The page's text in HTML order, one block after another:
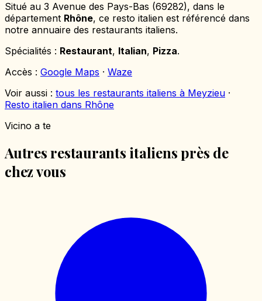
Situé au 3 Avenue des Pays-Bas (69282), dans le
département Rhône, ce resto italien est référencé dans
notre annuaire des restaurants italiens.
Spécialités : Restaurant, Italian, Pizza.
Accès : Google Maps · Waze
Voir aussi : tous les restaurants italiens à Meyzieu ·
Resto italien dans Rhône
Vicino a te
Autres restaurants italiens près de
chez vous